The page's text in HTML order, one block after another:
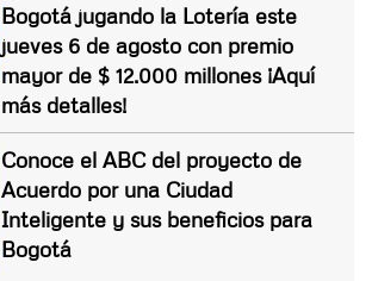
Bogotá jugando la Lotería este
jueves 6 de agosto con premio
mayor de $ 12.000 millones ¡Aquí
más detalles!
Conoce el ABC del proyecto de
Acuerdo por una Ciudad
Inteligente y sus beneficios para
Bogotá